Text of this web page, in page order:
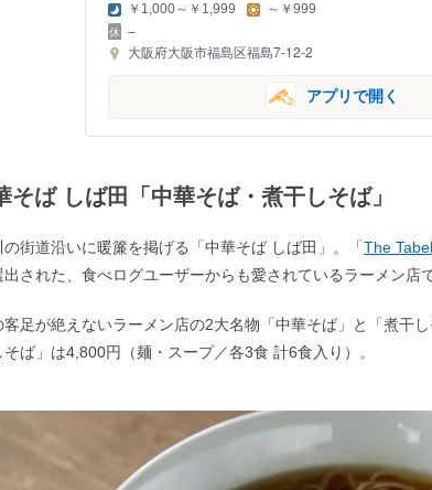
￥1,000～￥1,999 ～￥999
–
大阪府大阪市福島区福島7-12-2
アプリで開く
そば しば田「中華そば・煮干しそば」
街道沿いに暖簾を掲げる「中華そば しば田」。「The
出された、食べログユーザーからも愛されているラーメン店で
足が絶えないラーメン店の2大名物「中華そば」と「煮干
ば」は4,800円（麺・スープ／各3食 計6食入り）。